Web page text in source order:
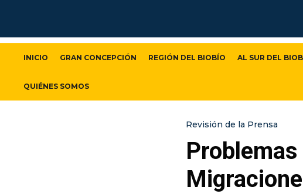
INICIO GRAN CONCEPCIÓN REGIÓN DEL BIOBÍO AL SUR DEL
QUIÉNES SOMOS
Revisión de la Prensa